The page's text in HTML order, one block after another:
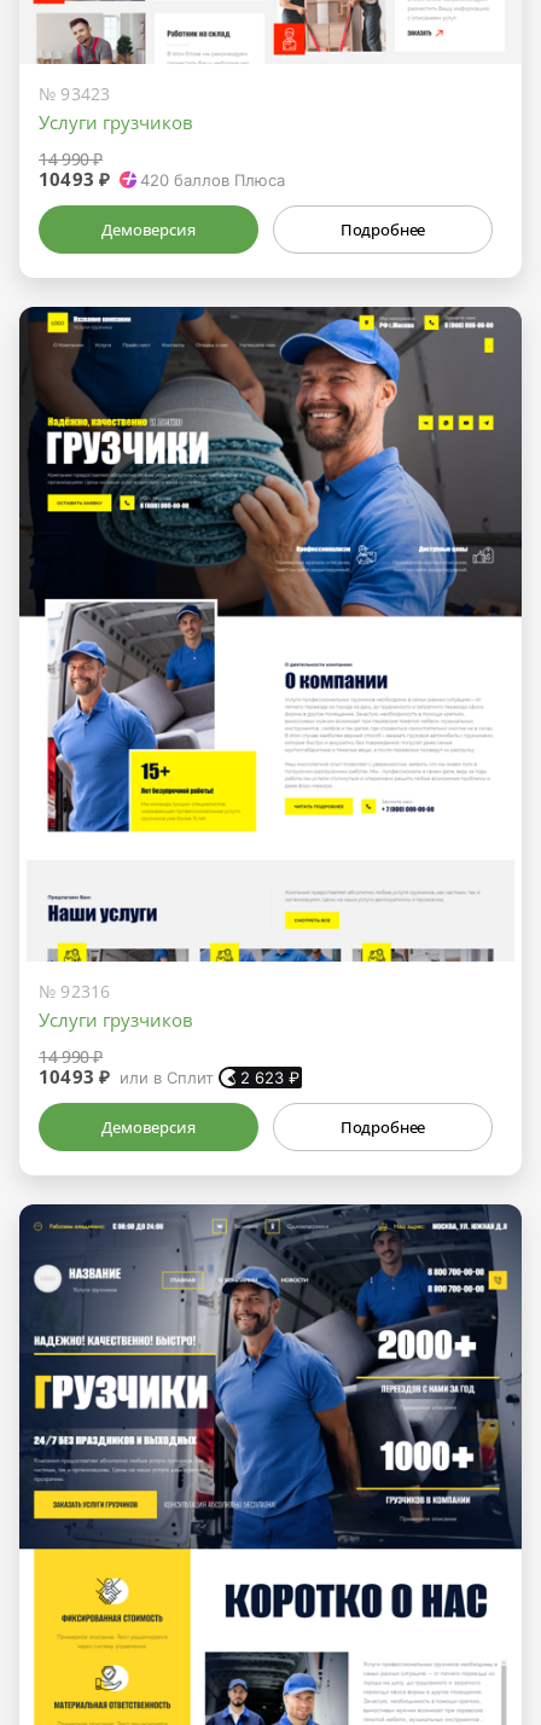
№ 93423
Услуги грузчиков
14 990 ₽
10493 ₽ 420 баллов Плюса
Демоверсия Подробнее
№ 92316
Услуги грузчиков
14 990 ₽
10493 ₽ или в Сплит 2 623 ₽
Демоверсия Подробнее